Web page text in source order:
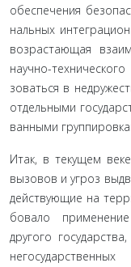
обеспечения
нальных
возрастающая
научно-
зоваться в
отдельными
ванными
Итак, в текущем
вызовов и угроз
действующие на
бовало
другого